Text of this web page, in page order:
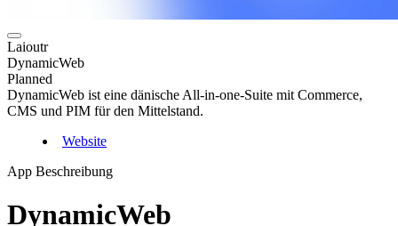
Laioutr
DynamicWeb
Planned
DynamicWeb ist eine dänische All-in-one-Suite mit Commerce,
CMS und PIM für den Mittelstand.
Website
App Beschreibung
DynamicWeb